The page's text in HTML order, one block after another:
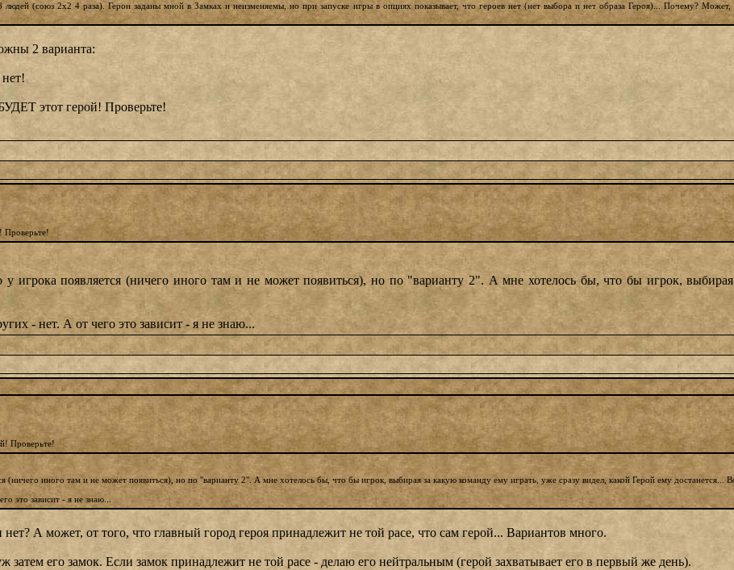
(союз 2х2 4 раза). Герои заданы мной в Замках и неизменяемы, но при запуске игры в опциях показывает, что героев нет (нет выбора и нет образа Героя)... Почему? Может,
2 варианта:
этот герой! Проверьте!
Проверьте!
у игрока появляется (ничего иного там и не может появиться), но по "варианту 2". А мне хотелось бы, что бы игрок,
- нет. А от чего это зависит - я не знаю...
Проверьте!
(ничего иного там и не может появиться), но по "варианту 2". А мне хотелось бы, что бы игрок, выбирая за какую команду ему играть, уже сразу видел, какой Герой ему достанется...
это зависит - я не знаю...
А может, от того, что главный город героя принадлежит не той расе, что сам герой... Вариантов много.
его замок. Если замок принадлежит не той расе - делаю его нейтральным (герой захватывает его в первый же день).